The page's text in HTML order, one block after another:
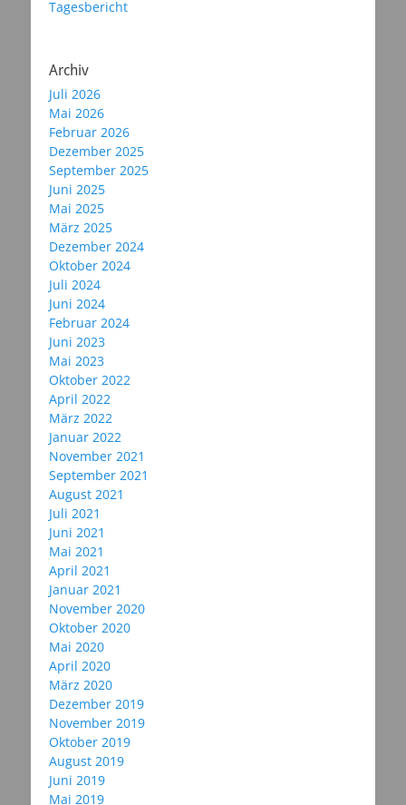
Tagesbericht
Archiv
Juli 2026
Mai 2026
Februar 2026
Dezember 2025
September 2025
Juni 2025
Mai 2025
März 2025
Dezember 2024
Oktober 2024
Juli 2024
Juni 2024
Februar 2024
Juni 2023
Mai 2023
Oktober 2022
April 2022
März 2022
Januar 2022
November 2021
September 2021
August 2021
Juli 2021
Juni 2021
Mai 2021
April 2021
Januar 2021
November 2020
Oktober 2020
Mai 2020
April 2020
März 2020
Dezember 2019
November 2019
Oktober 2019
August 2019
Juni 2019
Mai 2019